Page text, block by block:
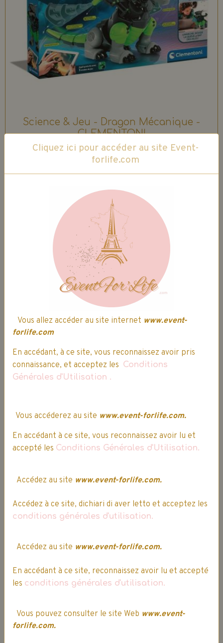
Science & Jeu - Dragon Mécanique -
CLEMENTONI
2 votes.
34,99€ 29,74€
Ajouter au panier
Détails
CLEMENTONI - Tour de potier TOPOKIA
Détails
Promo
Cliquez ici pour accéder au site Event-
forlife.com
Vous allez accéder au site internet www.event-
forlife.com
En accédant, à ce site, vous reconnaissez avoir pris
connaissance, et acceptez les Conditions
Générales d'Utilisation .
Vous accéderez au site www.event-forlife.com.
En accédant à ce site, vous reconnaissez avoir lu et
accepté les Conditions Générales d'Utilisation.
Accédez au site www.event-forlife.com.
Accédez à ce site, dichiari di aver letto et acceptez les
conditions générales d'utilisation.
Accédez au site www.event-forlife.com.
En accédant à ce site, reconnaissez avoir lu et accepté
les conditions générales d'utilisation.
Vous pouvez consulter le site Web www.event-
forlife.com.